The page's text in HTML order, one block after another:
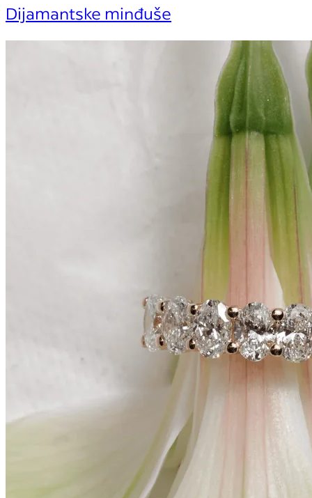
Dijamantske minđuše